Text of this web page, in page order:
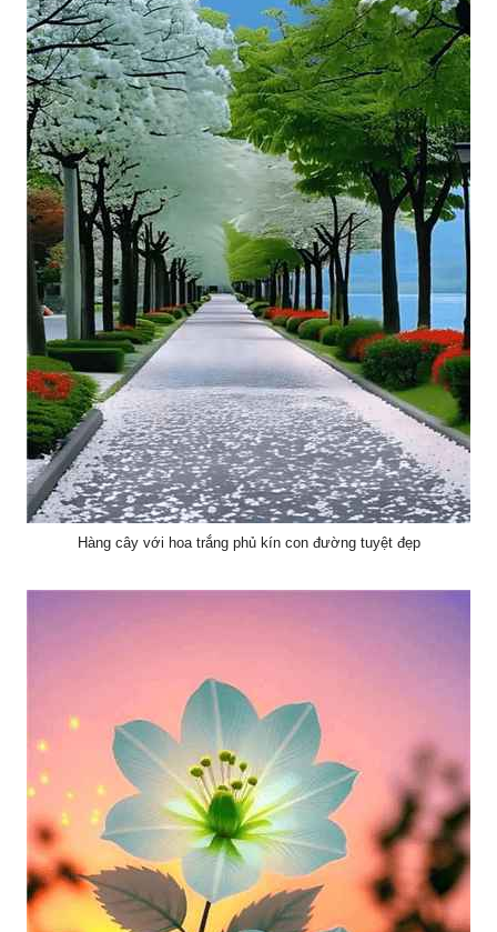
Hàng cây với hoa trắng phủ kín con đường tuyệt đẹp